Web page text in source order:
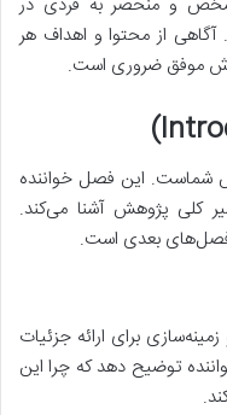
آگاهی از محتوا و اهداف هر
موفق ضروری است.
شماست. این فصل خواننده
کلی پژوهش آشنا می‌کند.
فصل‌های بعدی است.
برای ارائه جزئیات
توضیح دهد که چرا این